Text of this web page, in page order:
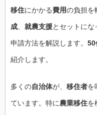
移住にかかる費用の負担を
成、 就農支援とセットにな
申請方法を解説します。 50
紹介します。
多くの自治体が、 移住者を
ています。特に農業移住を